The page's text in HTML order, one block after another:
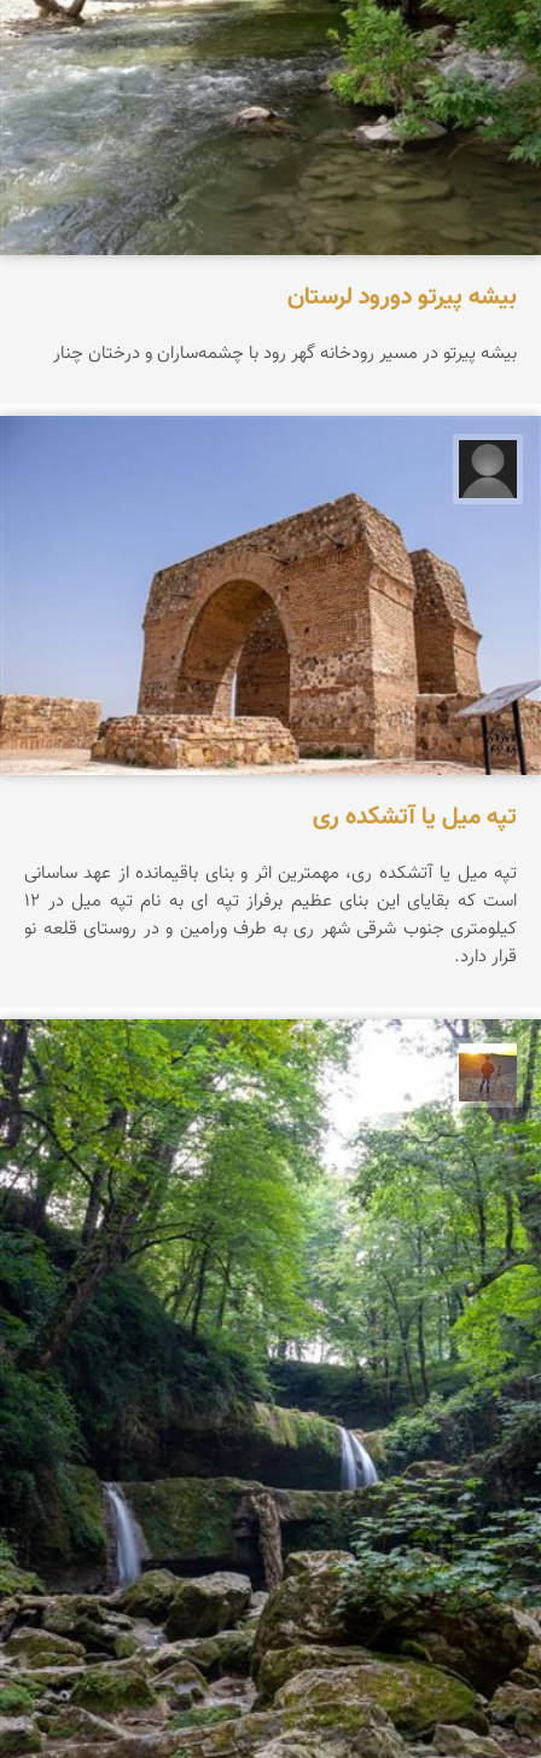
بیشه پیرتو دورود لرستان
بیشه پیرتو در مسیر رودخانه گهر رود با چشمه‌ساران و درختان چنار
تپه میل یا آتشکده ری
تپه ميل يا آتشكده ری، مهمترين اثر و بنای باقيمانده از عهد ساسانی
است كه بقايای اين بنای عظيم برفراز تپه ای به نام تپه ميل در 12
كيلومتری جنوب شرقی شهر ری به طرف ورامين و در روستای قلعه نو
قرار دارد.